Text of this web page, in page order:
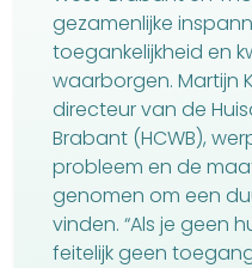
gezamenlijke
toegankelijkheid en
waarborgen. Martijn
directeur van de
Brabant (HCWB),
probleem en de
genomen om een
vinden. “Als je geen
feitelijk geen